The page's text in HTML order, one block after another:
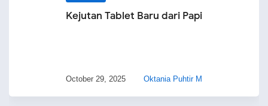
Kejutan Tablet Baru dari Papi
October 29, 2025 Oktania Puhtir M